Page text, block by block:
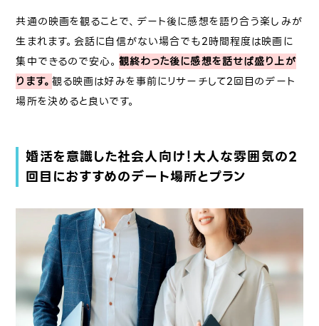
共通の映画を観ることで、デート後に感想を語り合う楽しみが
生まれます。会話に自信がない場合でも2時間程度は映画に
集中できるので安心。 観終わった後に感想を話せば盛り上が
ります。 観る映画は好みを事前にリサーチして2回目のデート
場所を決めると良いです。
婚活を意識した社会人向け！大人な雰囲気の2
回目におすすめのデート場所とプラン